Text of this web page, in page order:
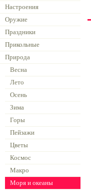
Настроения
Оружие
Праздники
Прикольные
Природа
Весна
Лето
Осень
Зима
Горы
Пейзажи
Цветы
Космос
Макро
Моря и океаны